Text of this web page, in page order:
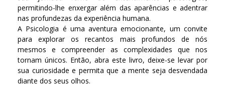
permitindo-lhe enxergar além das aparências e adentrar
nas profundezas da experiência humana.
A Psicologia é uma aventura emocionante, um convite
para explorar os recantos mais profundos de nós
mesmos e compreender as complexidades que nos
tornam únicos. Então, abra este livro, deixe-se levar por
sua curiosidade e permita que a mente seja desvendada
diante dos seus olhos.